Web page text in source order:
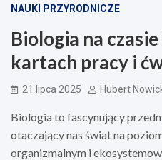
NAUKI PRZYRODNICZE
Biologia na
kartach pracy i
21 lipca 2025 Hubert
Biologia to fascynujący
otaczający nas świat na
organizmalnym i